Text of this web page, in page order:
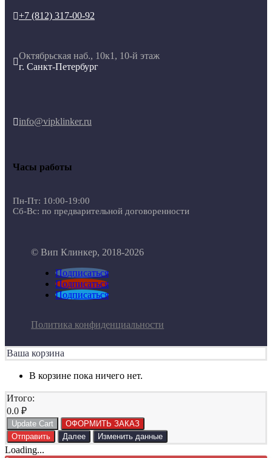
+7 (812) 317-00-92

Октябрьская наб., 10к1, 10-й этаж
г. Санкт-Петербург
info@vipklinker.ru
Часы работы
Пн-Пт: 10:00-19:00
Сб-Вс: по предварительной договоренности
© Вип Клинкер, 2018-2026
Подписаться
Подписаться
Подписаться
Политика конфиденциальности
Ваша корзина
В корзине пока ничего нет.
Итого:
0.0 ₽
Update Cart
ОФОРМИТЬ ЗАКАЗ
Отправить
Далее Изменить данные
Loading...